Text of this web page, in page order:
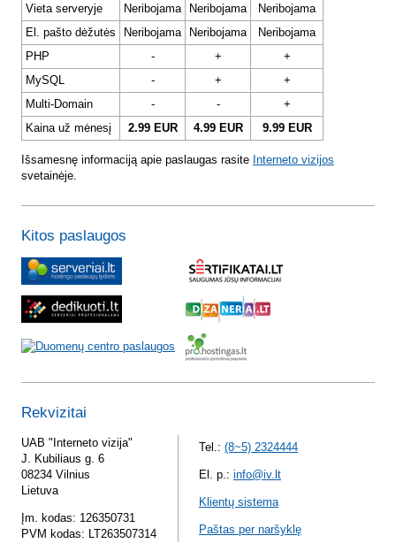
Vieta serveryje
Neribojama Neribojama
Neribojama
El. pašto dėžutės
Neribojama Neribojama
Neribojama
PHP
- +
+
MySQL
- +
+
Multi-Domain
- -
+
Kaina už mėnesį
2.99 EUR 4.99 EUR 9.99 EUR
Išsamesnę informaciją apie paslaugas rasite Interneto vizijos
svetainėje.
Kitos paslaugos
Rekvizitai
UAB "Interneto vizija"
J. Kubiliaus g. 6
08234 Vilnius
Lietuva
Įm. kodas: 126350731
PVM kodas: LT263507314
Tel.: (8~5) 2324444
El. p.: info@iv.lt
Klientų sistema
Paštas per naršyklę